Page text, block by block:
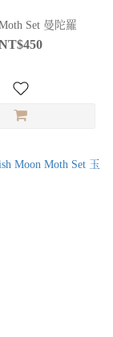
Set 曼陀羅